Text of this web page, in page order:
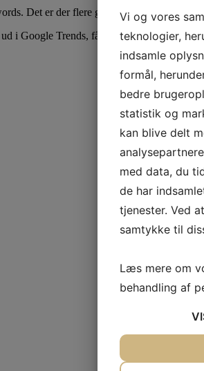
Det er der flere grunde til – nogle mere
i Google Trends, får vi dette resultat – der
Vi og vores
teknologier,
indsamle
formål,
bedre
statistik og
kan blive delt
med data, du
de har
tjenester. Ved
samtykke til
Læs mere om
behandling af